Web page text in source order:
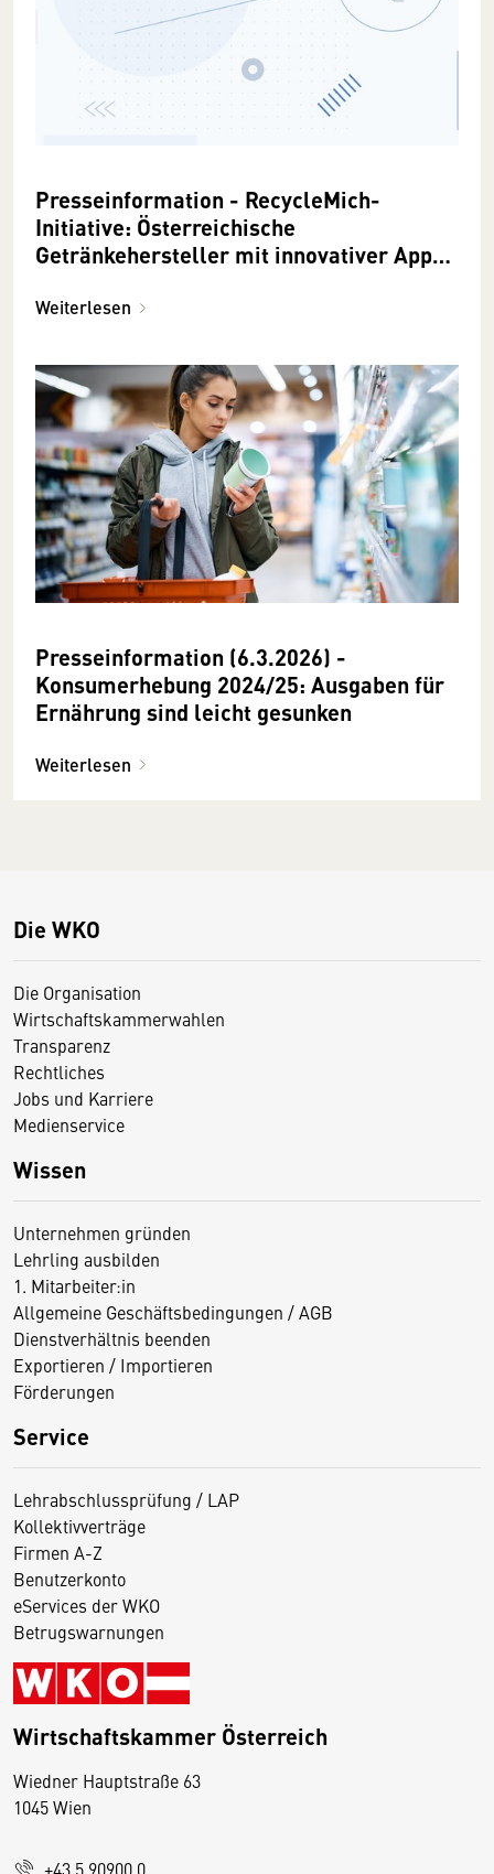
Presseinformation - RecycleMich-
Initiative: Österreichische
Getränkehersteller mit innovativer App-
Weiterlesen
Presseinformation (6.3.2026) -
Konsumerhebung 2024/25: Ausgaben für
Ernährung sind leicht gesunken
Weiterlesen
Die WKO
Die Organisation
Wirtschaftskammerwahlen
Transparenz
Rechtliches
Jobs und Karriere
Medienservice
Wissen
Unternehmen gründen
Lehrling ausbilden
1. Mitarbeiter:in
Allgemeine Geschäftsbedingungen / AGB
Dienstverhältnis beenden
Exportieren / Importieren
Förderungen
Service
Lehrabschlussprüfung / LAP
Kollektivverträge
Firmen A-Z
Benutzerkonto
eServices der WKO
Betrugswarnungen
Wirtschaftskammer Österreich
Wiedner Hauptstraße 63
1045 Wien
+43 5 90900 0
D